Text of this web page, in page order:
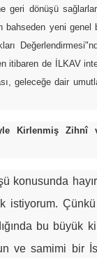
geri dönüşü
bahseden yeni
itibaren de İLKAV
geleceğe dair
Kirlenmiş
konusunda
istiyorum.
bu büyük
ve samimi bir